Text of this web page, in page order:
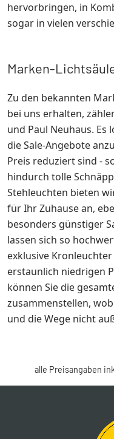
hervorbringen, in
sogar in vielen
Marken-
Zu den bekannten
bei uns erhalten,
und Paul Neuhaus.
die Sale-Angebote
Preis reduziert sind -
hindurch tolle
Stehleuchten bieten
für Ihr Zuhause an,
besonders günstiger
lassen sich so
exklusive
erstaunlich niedrigen
können Sie die
zusammenstellen,
und die Wege nicht
alle Preisangaben